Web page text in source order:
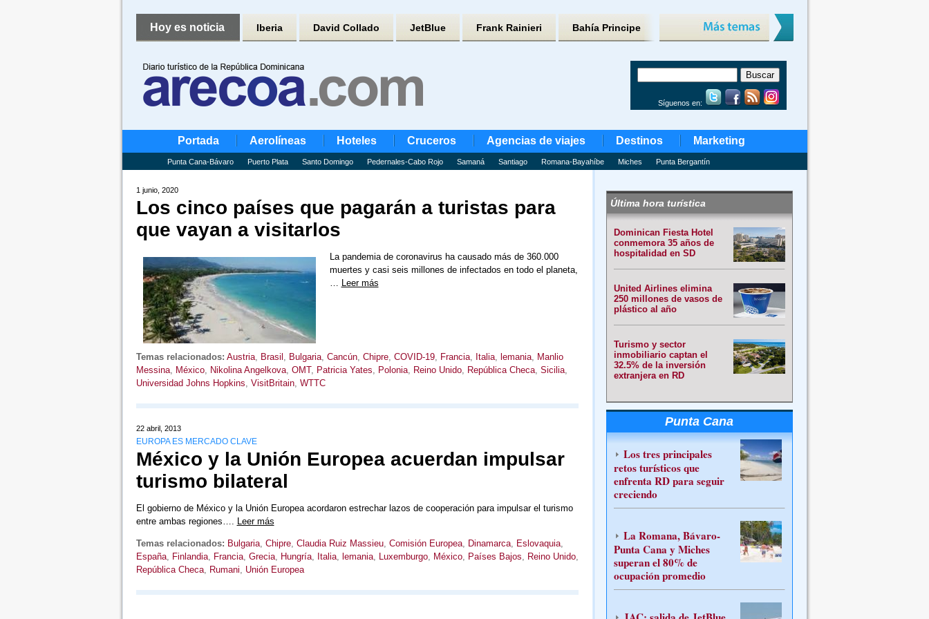
Hoy es noticia Iberia David Collado JetBlue Frank Rainieri Bahía Principe
Síguenos en:
Portada Aerolíneas Hoteles Cruceros Agencias de viajes Destinos Marketing
Punta Cana-Bávaro Puerto Plata Santo Domingo Pedernales-Cabo Rojo Samaná Santiago Romana-Bayahíbe Miches Punta Bergantín
1 junio, 2020
Los cinco países que pagarán a turistas para
que vayan a visitarlos
La pandemia de coronavirus ha causado más de 360.000
muertes y casi seis millones de infectados en todo el planeta,
… Leer más
Temas relacionados: Austria, Brasil , Bulgaria, Cancún, Chipre, COVID-19, Francia, Italia, lemania, Manlio
Messina, México, Nikolina Angelkova, OMT, Patricia Yates, Polonia, Reino Unido, República Checa, Sicilia,
Universidad Johns Hopkins, VisitBritain, WTTC
22 abril, 2013
EUROPA ES MERCADO CLAVE
México y la Unión Europea acuerdan impulsar
turismo bilateral
El gobierno de México y la Unión Europea acordaron estrechar lazos de cooperación para impulsar el turismo
entre ambas regiones…. Leer más
Temas relacionados: Bulgaria, Chipre, Claudia Ruiz Massieu, Comisión Europea, Dinamarca, Eslovaquia,
España, Finlandia, Francia, Grecia, Hungría, Italia, lemania, Luxemburgo, México, Países Bajos, Reino Unido,
República Checa, Rumani, Unión Europea
Última hora turística
Dominican Fiesta Hotel
conmemora 35 años de
hospitalidad en SD
United Airlines elimina
250 millones de vasos de
plástico al año
Turismo y sector
inmobiliario captan el
32.5% de la inversión
extranjera en RD
Punta Cana
Los tres principales
retos turísticos que
enfrenta RD para seguir
creciendo
La Romana, Bávaro-
Punta Cana y Miches
superan el 80% de
ocupación promedio